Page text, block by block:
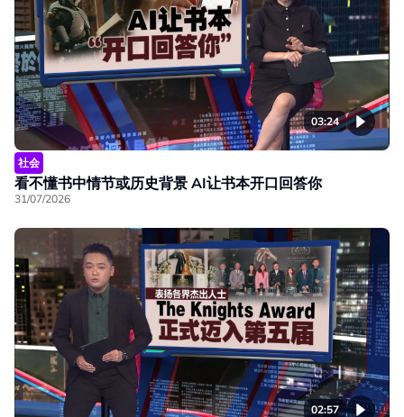
03:24
社会
看不懂书中情节或历史背景 AI让书本开口回答你
31/07/2026
02:57